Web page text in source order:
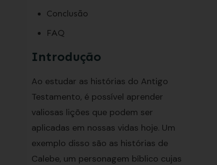
Conclusão
FAQ
Introdução
Ao estudar as histórias do Antigo
Testamento, é possível aprender
valiosas lições que podem ser
aplicadas em nossas vidas hoje. Um
exemplo disso são as histórias de
Calebe, um personagem bíblico cujas